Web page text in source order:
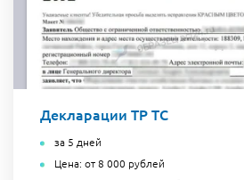
Декларации ТР ТС
за 5 дней
Цена: от 8 000 рублей